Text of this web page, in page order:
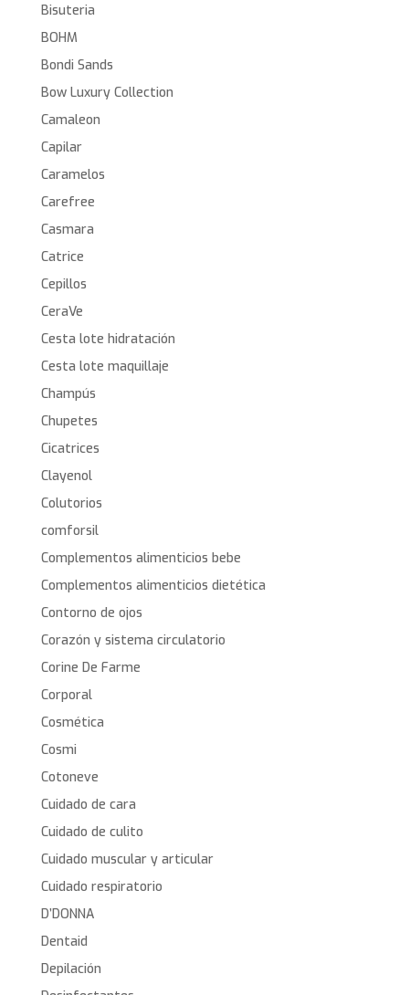
Bisuteria
BOHM
Bondi Sands
Bow Luxury Collection
Camaleon
Capilar
Caramelos
Carefree
Casmara
Catrice
Cepillos
CeraVe
Cesta lote hidratación
Cesta lote maquillaje
Champús
Chupetes
Cicatrices
Clayenol
Colutorios
comforsil
Complementos alimenticios bebe
Complementos alimenticios dietética
Contorno de ojos
Corazón y sistema circulatorio
Corine De Farme
Corporal
Cosmética
Cosmi
Cotoneve
Cuidado de cara
Cuidado de culito
Cuidado muscular y articular
Cuidado respiratorio
D’DONNA
Dentaid
Depilación